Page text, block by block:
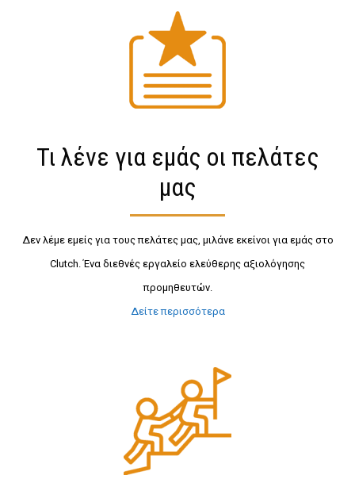
Τι λένε για εμάς οι πελάτες
μας
Δεν λέμε εμείς για τους πελάτες μας, μιλάνε εκείνοι για εμάς στο
Clutch. Ένα διεθνές εργαλείο ελεύθερης αξιολόγησης
προμηθευτών.
Δείτε περισσότερα